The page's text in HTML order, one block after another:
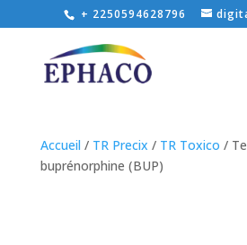
+ 2250594628796
Accueil / TR Precix / TR Toxico /
buprénorphine (BUP)